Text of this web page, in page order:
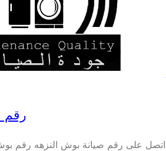
رقم
اتصل على رقم صيانة بوش النزهه رقم